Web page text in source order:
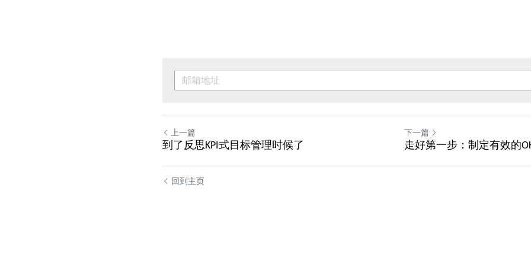
上一篇
到了反思KPI式目标管理时候了
下一篇
走好第一步：制定有效的
回到主页